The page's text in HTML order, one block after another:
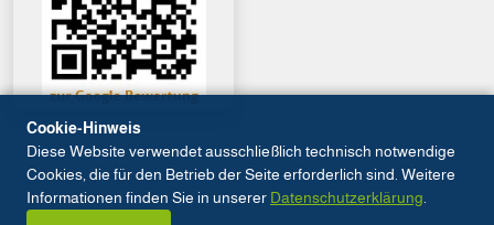
Cookie-Hinweis
Diese Website verwendet ausschließlich technisch notwendige
Cookies, die für den Betrieb der Seite erforderlich sind. Weitere
Informationen finden Sie in unserer Datenschutzerklärung